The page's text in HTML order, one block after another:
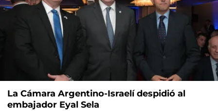
La Cámara Argentino-Israelí despidió al
embajador Eyal Sela